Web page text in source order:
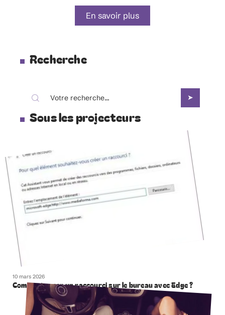
En savoir plus
Recherche
Sous les projecteurs
10 mars 2026
Comment creer un raccourci sur le bureau avec Edge ?